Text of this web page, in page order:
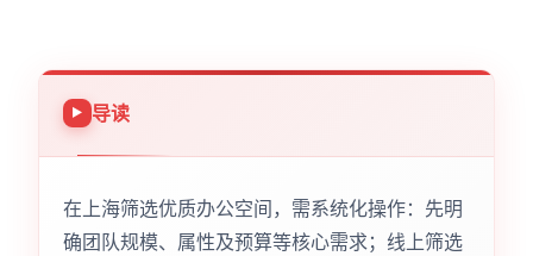
导读
在上海筛选优质办公空间，需系统化操作：先明
确团队规模、属性及预算等核心需求；线上筛选